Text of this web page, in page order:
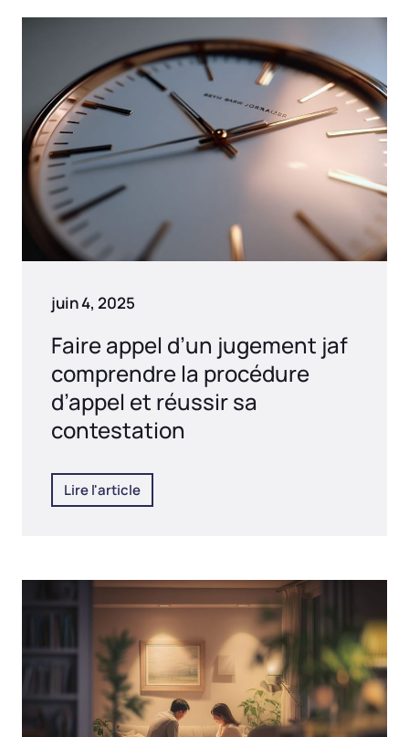
juin 4, 2025
Faire appel d’un jugement jaf
comprendre la procédure
d’appel et réussir sa
contestation
Lire l'article